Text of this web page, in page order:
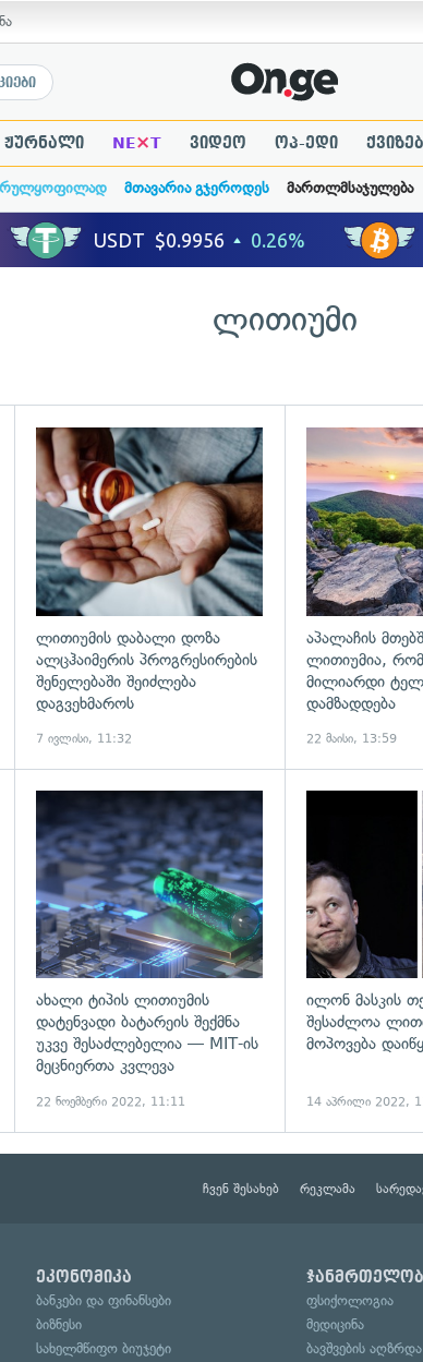
ჟურნალი NE×T ვიდეო ოპ-ედი
მთავარია გჯეროდეს მართლმსაჯულება
ლითიუმი
გადახედვა
ლითიუმის დაბალი დოზა
ალცჰაიმერის პროგრესირების
შენელებაში შეიძლება
დაგვეხმაროს
7 ივლისი, 11:32
აპალაჩის
ლითიუმია,
მილიარდი
დამზადდება
22 მაისი, 13:59
ახალი ტიპის ლითიუმის
დატენვადი ბატარეის შექმნა
უკვე შესაძლებელია — MIT-ის
მეცნიერთა კვლევა
22 ნოემბერი 2022, 11:11
ილონ მასკის
შესაძლოა
მოპოვება
14 აპრილი 2022,
ჩვენ შესახებ რეკლამა
ეკონომიკა
ბანკები და ფინანსები
ბიზნესი
სახელმწიფო ბიუჯეტი
ფსიქოლოგია
მედიცინა
ბავშვების აღზრდა